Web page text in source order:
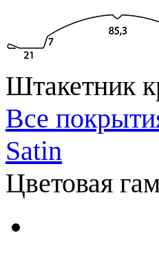
Штакетник
Все
Satin
Цветовая